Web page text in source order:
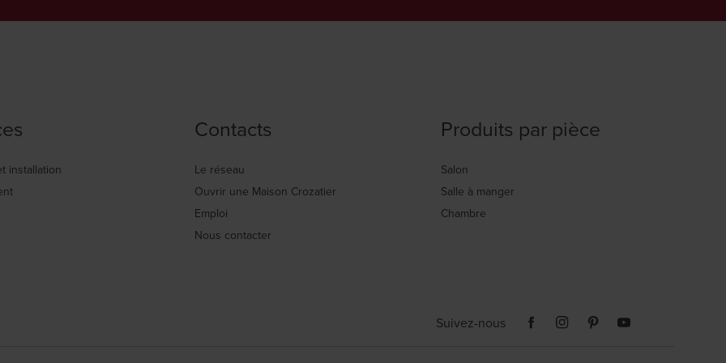
installation
Contacts
Le réseau
Ouvrir une Maison Crozatier
Emploi
Nous contacter
Produits par pièce
Salon
Salle à manger
Chambre
Suivez-nous